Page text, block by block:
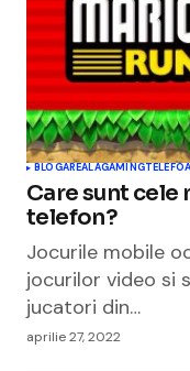
BLOGAREALAGAMING
Care sunt
telefon?
Jocurile mobile
jocurilor video si
jucatori din…
aprilie 27, 2022